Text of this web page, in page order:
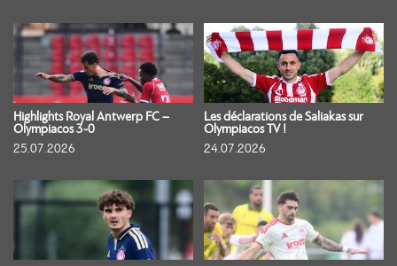
Highlights Royal Antwerp FC –
Olympiacos 3-0
25.07.2026
Les déclarations de Saliakas sur
Olympiacos TV !
24.07.2026